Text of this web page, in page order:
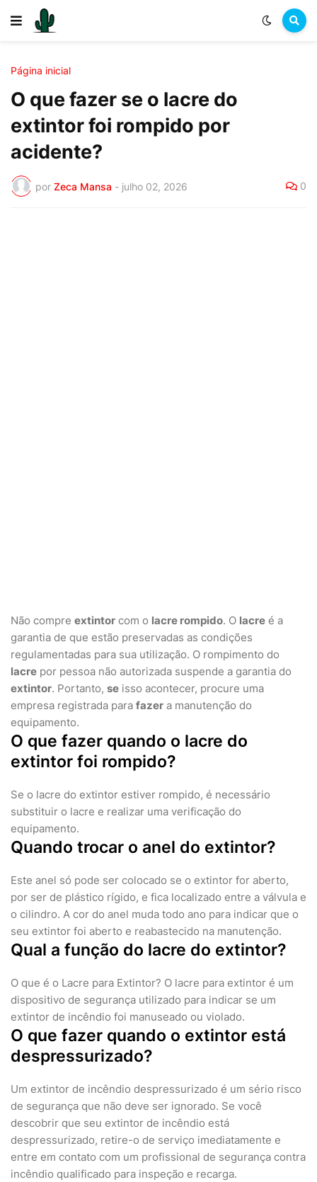
Página inicial
O que fazer se o lacre do
extintor foi rompido por
acidente?
por Zeca Mansa - julho 02, 2026 0
Não compre extintor com o lacre rompido. O lacre é a
garantia de que estão preservadas as condições
regulamentadas para sua utilização. O rompimento do
lacre por pessoa não autorizada suspende a garantia do
extintor. Portanto, se isso acontecer, procure uma
empresa registrada para fazer a manutenção do
equipamento.
O que fazer quando o lacre do
extintor foi rompido?
Se o lacre do extintor estiver rompido, é necessário
substituir o lacre e realizar uma verificação do
equipamento.
Quando trocar o anel do extintor?
Este anel só pode ser colocado se o extintor for aberto,
por ser de plástico rígido, e fica localizado entre a válvula e
o cilindro. A cor do anel muda todo ano para indicar que o
seu extintor foi aberto e reabastecido na manutenção.
Qual a função do lacre do extintor?
O que é o Lacre para Extintor? O lacre para extintor é um
dispositivo de segurança utilizado para indicar se um
extintor de incêndio foi manuseado ou violado.
O que fazer quando o extintor está
despressurizado?
Um extintor de incêndio despressurizado é um sério risco
de segurança que não deve ser ignorado. Se você
descobrir que seu extintor de incêndio está
despressurizado, retire-o de serviço imediatamente e
entre em contato com um profissional de segurança contra
incêndio qualificado para inspeção e recarga.